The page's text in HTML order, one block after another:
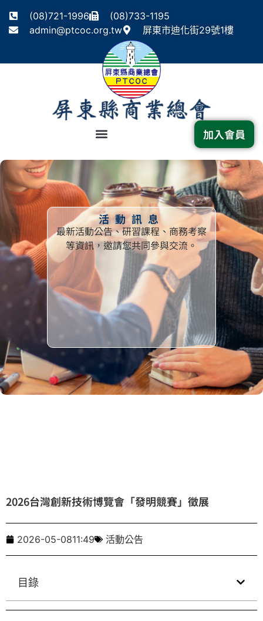
(08)721-1996
(08)733-1195
admin@ptcoc.org.tw
屏東市迪化街29號1樓
加入會員
活動訊息
最新活動公告、研習課程、商務考察
等資訊，邀請您共同參與交流。
2026台灣創新技術博覽會「發明競賽」徵展
2026-05-0811:49 活動公告
目錄